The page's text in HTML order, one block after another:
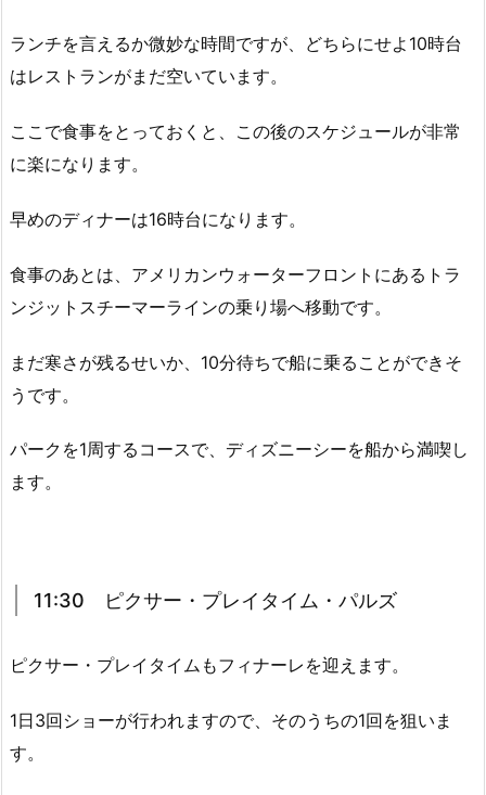
ランチを言えるか微妙な時間ですが、どちらにせよ10時台
はレストランがまだ空いています。
ここで食事をとっておくと、この後のスケジュールが非常
に楽になります。
早めのディナーは16時台になります。
食事のあとは、アメリカンウォーターフロントにあるトラ
ンジットスチーマーラインの乗り場へ移動です。
まだ寒さが残るせいか、10分待ちで船に乗ることができそ
うです。
パークを1周するコースで、ディズニーシーを船から満喫し
ます。
11:30 ピクサー・プレイタイム・パルズ
ピクサー・プレイタイムもフィナーレを迎えます。
1日3回ショーが行われますので、そのうちの1回を狙いま
す。